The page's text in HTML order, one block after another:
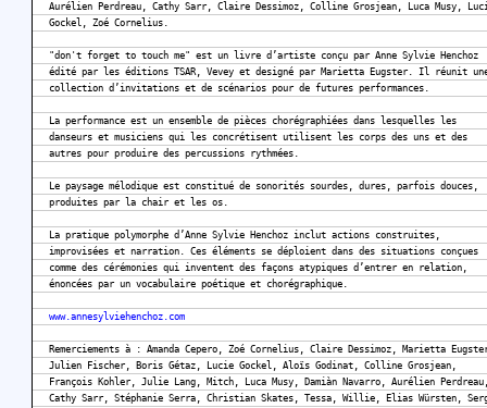
Aurélien Perdreau, Cathy Sarr, Claire Dessimoz, Colline Grosjean, Luca Musy,
Gockel, Zoé Cornelius.
"don't forget to touch me" est un livre d’artiste conçu par Anne Sylvie Henchoz
édité par les éditions TSAR, Vevey et designé par Marietta Eugster. Il réunit
collection d’invitations et de scénarios pour de futures performances.
La performance est un ensemble de pièces chorégraphiées dans lesquelles les
danseurs et musiciens qui les concrétisent utilisent les corps des uns et des
autres pour produire des percussions rythmées.
Le paysage mélodique est constitué de sonorités sourdes, dures, parfois douces,
produites par la chair et les os.
La pratique polymorphe d’Anne Sylvie Henchoz inclut actions construites,
improvisées et narration. Ces éléments se déploient dans des situations conçues
comme des cérémonies qui inventent des façons atypiques d’entrer en relation,
énoncées par un vocabulaire poétique et chorégraphique.
www.annesylviehenchoz.com
Remerciements à : Amanda Cepero, Zoé Cornelius, Claire Dessimoz, Marietta
Julien Fischer, Boris Gétaz, Lucie Gockel, Aloïs Godinat, Colline Grosjean,
François Kohler, Julie Lang, Mitch, Luca Musy, Damiàn Navarro, Aurélien
Cathy Sarr, Stéphanie Serra, Christian Skates, Tessa, Willie, Elias Würsten,